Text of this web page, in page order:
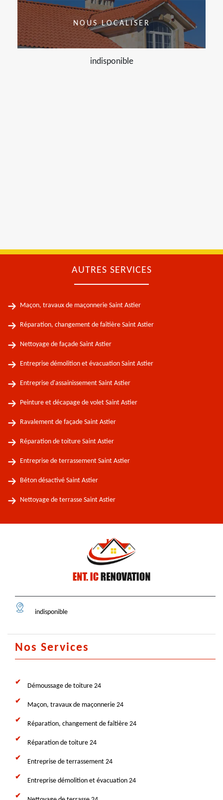
NOUS LOCALISER
indisponible
AUTRES SERVICES
Maçon, travaux de maçonnerie Saint Astier
Réparation, changement de faîtière Saint Astier
Nettoyage de façade Saint Astier
Entreprise démolition et évacuation Saint Astier
Entreprise d'assainissement Saint Astier
Peinture et décapage de volet Saint Astier
Ravalement de façade Saint Astier
Réparation de toiture Saint Astier
Entreprise de terrassement Saint Astier
Béton désactivé Saint Astier
Nettoyage de terrasse Saint Astier
indisponible
Nos Services
Démoussage de toiture 24
Maçon, travaux de maçonnerie 24
Réparation, changement de faîtière 24
Réparation de toiture 24
Entreprise de terrassement 24
Entreprise démolition et évacuation 24